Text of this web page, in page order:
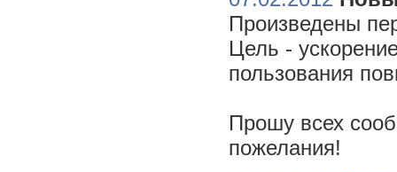
Произведены
Цель -
пользования
Прошу всех
пожелания!